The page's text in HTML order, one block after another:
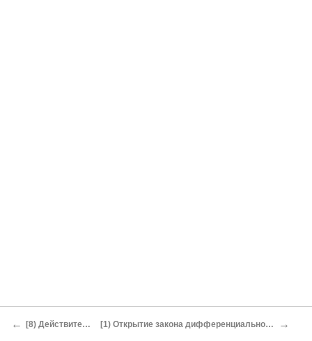
← [8) Действительный смысл закона, извращенного Родбертусом] [1) Открытие закона дифференциальной ренты Андерсоном. Извращение взглядов Андерсона в интересах земельных собственников у его плагиатора — Мальтуса] →